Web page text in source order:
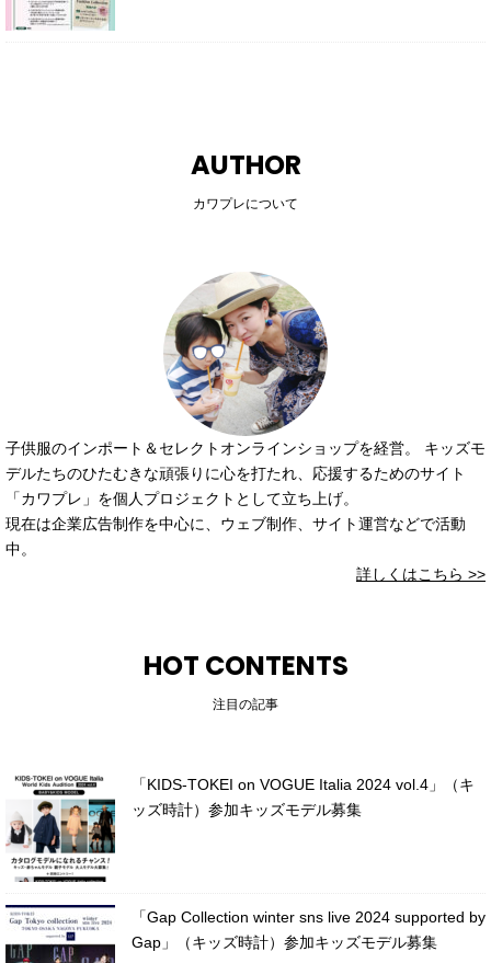
AUTHOR
カワプレについて
子供服のインポート＆セレクトオンラインショップを経営。 キッズモ
デルたちのひたむきな頑張りに心を打たれ、応援するためのサイト
「カワプレ」を個人プロジェクトとして立ち上げ。
現在は企業広告制作を中心に、ウェブ制作、サイト運営などで活動
中。
詳しくはこちら >>
HOT CONTENTS
注目の記事
「KIDS-TOKEI on VOGUE Italia 2024 vol.4」（キ
ッズ時計）参加キッズモデル募集
「Gap Collection winter sns live 2024 supported by
Gap」（キッズ時計）参加キッズモデル募集